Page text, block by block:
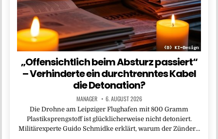
„Offensichtlich beim Absturz passiert“
– Verhinderte ein durchtrenntes Kabel
die Detonation?
MANAGER 6. AUGUST 2026
Die Drohne am Leipziger Flughafen mit 800 Gramm
Plastiksprengstoff ist glücklicherweise nicht detoniert.
Militärexperte Guido Schmidke erklärt, warum der Zünder…